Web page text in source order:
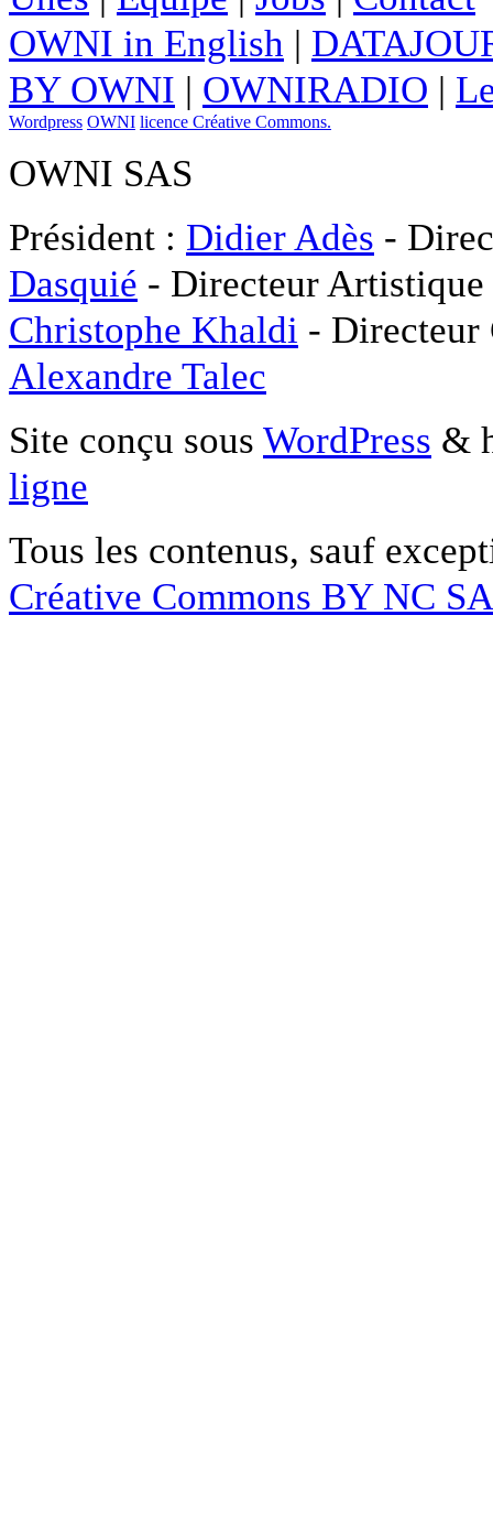
OWNI in English |
BY OWNI | OWNIRADIO |
Wordpress OWNI licence Créative Commons.
OWNI SAS
Président : Didier Adès -
Dasquié - Directeur
Christophe Khaldi -
Alexandre Talec
Site conçu sous WordPress &
ligne
Tous les contenus, sauf
Créative Commons BY NC SA